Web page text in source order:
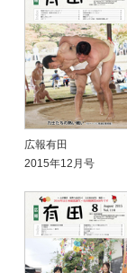
広報有田
2015年12月号